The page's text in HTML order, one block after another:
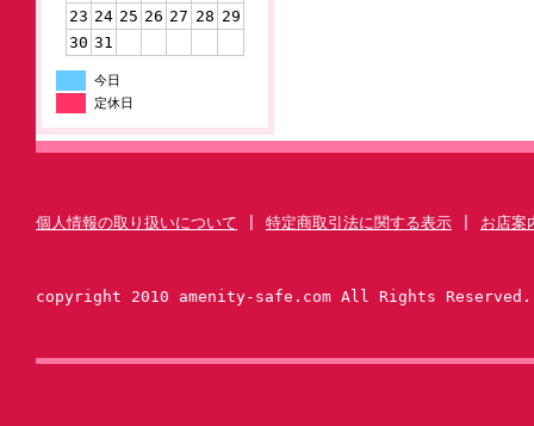
23 24 25 26 27 28 29
30 31
今日
定休日
個人情報の取り扱いについて 特定商取引法に関する表示 お店案
copyright 2010 amenity-safe.com All Rights Reserved.